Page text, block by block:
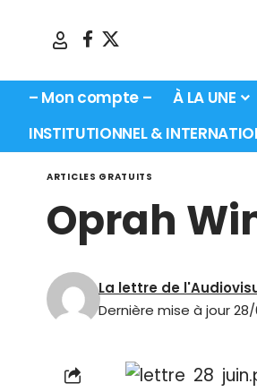
– Mon compte – À LA UNE
INSTITUTIONNEL &
ARTICLES GRATUITS
Oprah
Dernière mise à jour
La lettre de